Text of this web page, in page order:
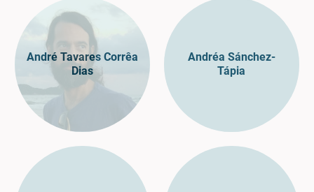
André Tavares Corrêa
Dias
Andréa Sánchez-
Tápia